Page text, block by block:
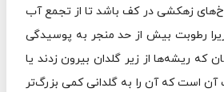
زهکشی در کف باشد تا از تجمع آب
رطوبت بیش از حد منجر به پوسیدگی
که ریشه‌ها از زیر گلدان بیرون زدند یا
است که آن را به گلدانی کمی بزرگ‌تر